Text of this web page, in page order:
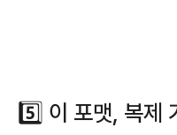
5️⃣ 이 포맷, 복제